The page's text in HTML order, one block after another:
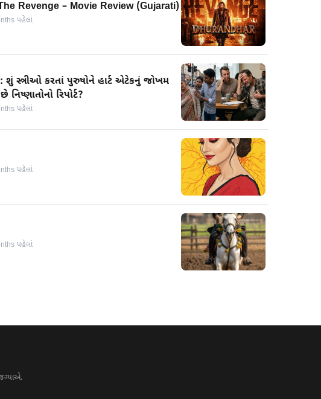
Revenge – Movie Review (Gujarati)
પહેલાં
સ્ત્રીઓ કરતાં પુરુષોને હાર્ટ એટેકનું જોખમ
રિપોર્ટ?
પહેલાં
પહેલાં
પહેલાં